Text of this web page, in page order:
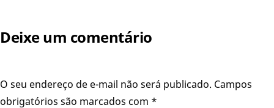
Deixe um comentário
O seu endereço de e-mail não será publicado. Campos
obrigatórios são marcados com *